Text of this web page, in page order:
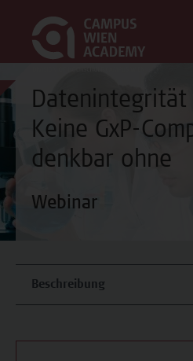
Datenintegrität
Keine GxP-
denkbar ohne
Webinar
Beschreibung